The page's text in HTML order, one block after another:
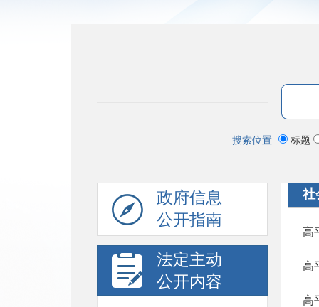
搜索位置 标题
政府信息
公开指南
法定主动
公开内容
社
高
高
高